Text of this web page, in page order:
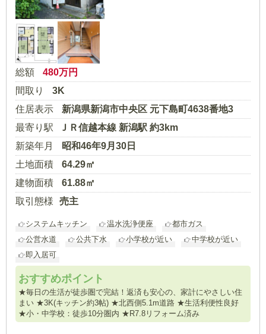
総額 480万円
間取り
3K
住居表示
新潟県新潟市中央区 元下島町4638番地3
最寄り駅
ＪＲ信越本線 新潟駅 約3km
新築年月
昭和46年9月30日
土地面積
64.29㎡
建物面積
61.88㎡
取引態様
売主
システムキッチン 温水洗浄便座
都市ガス
公営水道
公共下水 小学校が近い
中学校が近い
即入居可
おすすめポイント
★毎日の生活が徒歩圏で完結！返済も安心の、家計にやさしい住
まい ★3K(キッチン約3帖) ★北西側5.1m道路 ★生活利便性良好
★小・中学校：徒歩10分圏内 ★R7.8リフォーム済み